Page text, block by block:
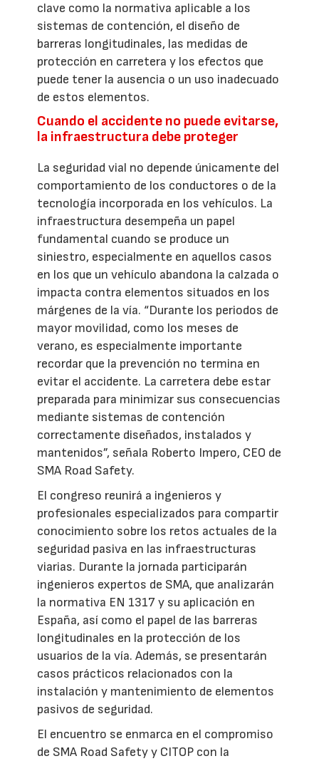
clave como la normativa aplicable a los
sistemas de contención, el diseño de
barreras longitudinales, las medidas de
protección en carretera y los efectos que
puede tener la ausencia o un uso inadecuado
de estos elementos.
Cuando el accidente no puede evitarse,
la infraestructura debe proteger
La seguridad vial no depende únicamente del
comportamiento de los conductores o de la
tecnología incorporada en los vehículos. La
infraestructura desempeña un papel
fundamental cuando se produce un
siniestro, especialmente en aquellos casos
en los que un vehículo abandona la calzada o
impacta contra elementos situados en los
márgenes de la vía. “Durante los periodos de
mayor movilidad, como los meses de
verano, es especialmente importante
recordar que la prevención no termina en
evitar el accidente. La carretera debe estar
preparada para minimizar sus consecuencias
mediante sistemas de contención
correctamente diseñados, instalados y
mantenidos”, señala Roberto Impero, CEO de
SMA Road Safety.
El congreso reunirá a ingenieros y
profesionales especializados para compartir
conocimiento sobre los retos actuales de la
seguridad pasiva en las infraestructuras
viarias. Durante la jornada participarán
ingenieros expertos de SMA, que analizarán
la normativa EN 1317 y su aplicación en
España, así como el papel de las barreras
longitudinales en la protección de los
usuarios de la vía. Además, se presentarán
casos prácticos relacionados con la
instalación y mantenimiento de elementos
pasivos de seguridad.
El encuentro se enmarca en el compromiso
de SMA Road Safety y CITOP con la